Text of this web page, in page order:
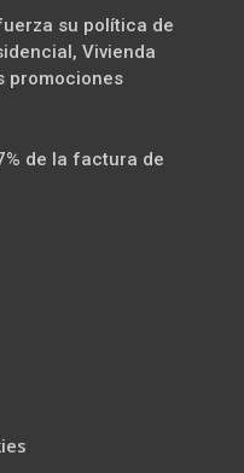
su política de
Vivienda
promociones
de la factura de